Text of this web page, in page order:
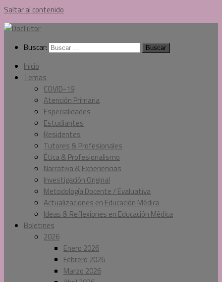
Saltar al contenido
Buscar:
Inicio
Temas
COVID-19
Atención Primaria
Especialidades
Estudiantes
Residentes
Tutores & Profesionales
Ética & Profesionalismo
Narrativa & Experiencias
Investigación Original
Metodología Docente / Evaluativa
Actualizaciones en Educación Médica
Ideas & Reflexiones en Educación Médica
Boletines
2026
Enero 2026
Febrero 2026
Marzo 2026